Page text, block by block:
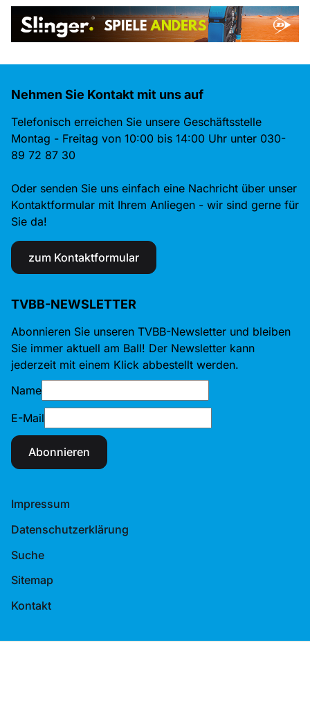
Nehmen Sie Kontakt mit uns auf
Telefonisch erreichen Sie unsere Geschäftsstelle
Montag - Freitag von 10:00 bis 14:00 Uhr unter 030-
89 72 87 30
Oder senden Sie uns einfach eine Nachricht über unser
Kontaktformular mit Ihrem Anliegen - wir sind gerne für
Sie da!
zum Kontaktformular
TVBB-NEWSLETTER
Abonnieren Sie unseren TVBB-Newsletter und bleiben
Sie immer aktuell am Ball! Der Newsletter kann
jederzeit mit einem Klick abbestellt werden.
Name
E-Mail
Abonnieren
Impressum
Datenschutzerklärung
Suche
Sitemap
Kontakt